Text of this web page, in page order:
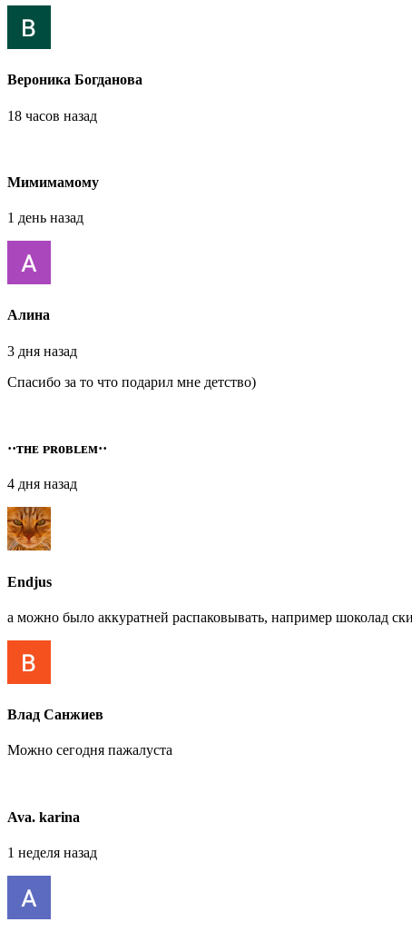
Вероника Богданова
18 часов назад
Мимимамому
1 день назад
Алина
3 дня назад
Спасибо за то что подарил мне детство)
··ᴛʜᴇ ᴘʀᴏʙʟᴇᴍ··
4 дня назад
Endjus
а можно было аккуратней распаковывать, например шоколад
Влад Санжиев
Можно сегодня пажалуста
Ava. karina
1 неделя назад